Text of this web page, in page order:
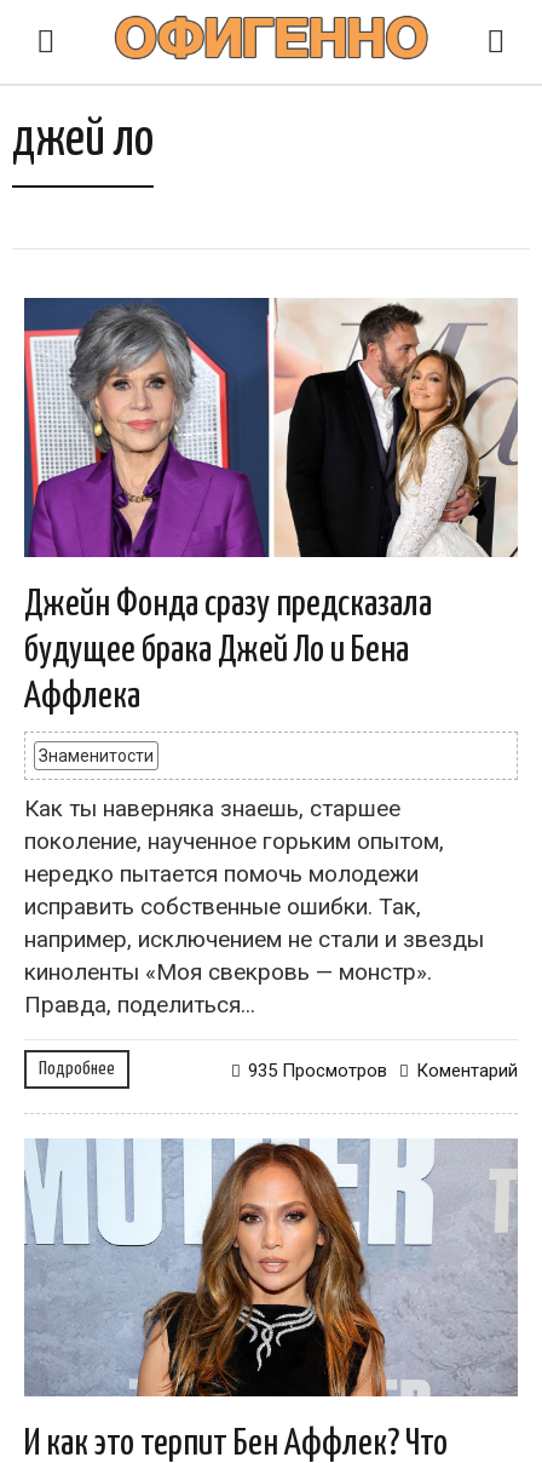
джей ло
Джейн Фонда сразу предсказала
будущее брака Джей Ло и Бена
Аффлека
Знаменитости
Как ты наверняка знаешь, старшее
поколение, наученное горьким опытом,
нередко пытается помочь молодежи
исправить собственные ошибки. Так,
например, исключением не стали и звезды
киноленты «Моя свекровь — монстр».
Правда, поделиться...
Подробнее Коментарий
935 Просмотров
И как это терпит Бен Аффлек? Что